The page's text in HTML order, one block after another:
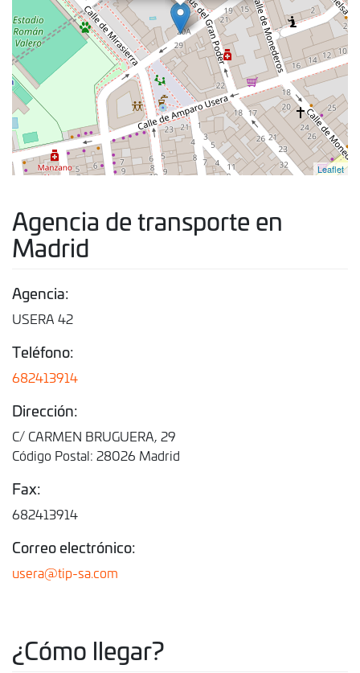
Leaflet
Agencia de transporte en
Madrid
Agencia:
USERA 42
Teléfono:
682413914
Dirección:
C/ CARMEN BRUGUERA, 29
Código Postal: 28026 Madrid
Fax:
682413914
Correo electrónico:
usera@tip-sa.com
¿Cómo llegar?